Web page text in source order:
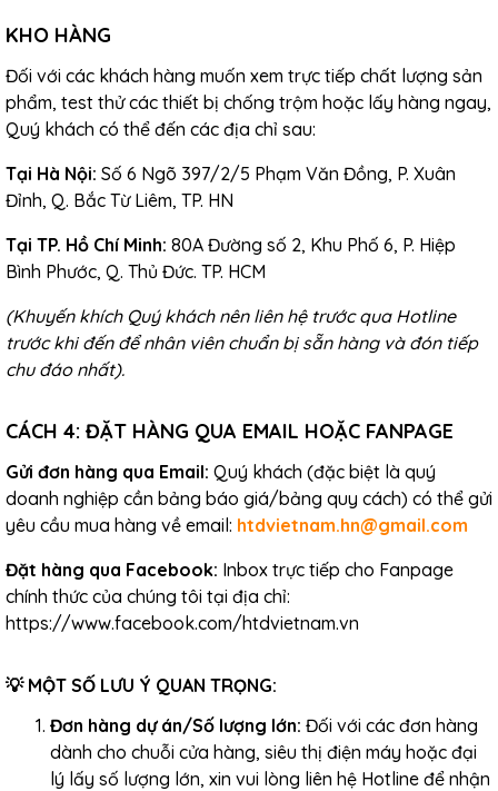
KHO HÀNG
Đối với các khách hàng muốn xem trực tiếp chất lượng sản
phẩm, test thử các thiết bị chống trộm hoặc lấy hàng ngay,
Quý khách có thể đến các địa chỉ sau:
Tại Hà Nội: Số 6 Ngõ 397/2/5 Phạm Văn Đồng, P. Xuân
Đỉnh, Q. Bắc Từ Liêm, TP. HN
Tại TP. Hồ Chí Minh: 80A Đường số 2, Khu Phố 6, P. Hiệp
Bình Phước, Q. Thủ Đức. TP. HCM
(Khuyến khích Quý khách nên liên hệ trước qua Hotline
trước khi đến để nhân viên chuẩn bị sẵn hàng và đón tiếp
chu đáo nhất).
CÁCH 4: ĐẶT HÀNG QUA EMAIL HOẶC FANPAGE
Gửi đơn hàng qua Email: Quý khách (đặc biệt là quý
doanh nghiệp cần bảng báo giá/bảng quy cách) có thể gửi
yêu cầu mua hàng về email: htdvietnam.hn@gmail.com
Đặt hàng qua Facebook: Inbox trực tiếp cho Fanpage
chính thức của chúng tôi tại địa chỉ:
https://www.facebook.com/htdvietnam.vn
💡 MỘT SỐ LƯU Ý QUAN TRỌNG:
Đơn hàng dự án/Số lượng lớn: Đối với các đơn hàng
dành cho chuỗi cửa hàng, siêu thị điện máy hoặc đại
lý lấy số lượng lớn, xin vui lòng liên hệ Hotline để nhận